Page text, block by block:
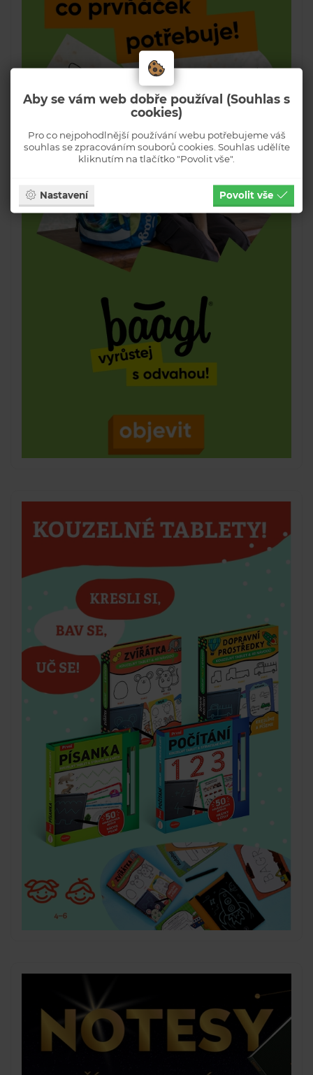
Aby se vám web dobře používal (Souhlas s
cookies)
Pro co nejpohodlnější používání webu potřebujeme váš
souhlas se zpracováním souborů cookies. Souhlas udělíte
kliknutím na tlačítko "Povolit vše".
Nastavení Povolit vše